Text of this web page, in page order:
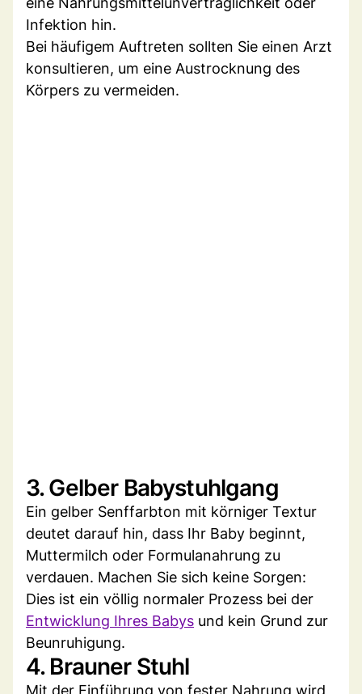
Infektion hin.
Bei häufigem Auftreten sollten Sie einen Arzt
konsultieren, um eine Austrocknung des
Körpers zu vermeiden.
3. Gelber Babystuhlgang
Ein gelber Senffarbton mit körniger Textur
deutet darauf hin, dass Ihr Baby beginnt,
Muttermilch oder Formulanahrung zu
verdauen. Machen Sie sich keine Sorgen:
Dies ist ein völlig normaler Prozess bei der
Entwicklung Ihres Babys und kein Grund zur
Beunruhigung.
4. Brauner Stuhl
Mit der Einführung von fester Nahrung wird